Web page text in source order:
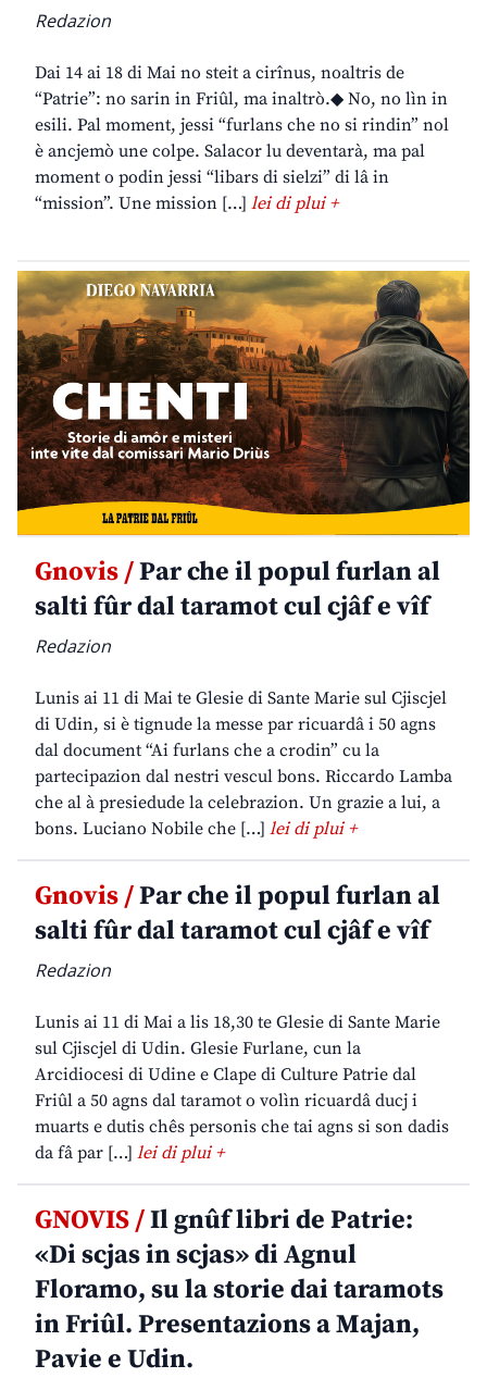
Redazion
Dai 14 ai 18 di Mai no steit a cirînus, noaltris de
“Patrie”: no sarin in Friûl, ma inaltrò.◆ No, no lìn in
esili. Pal moment, jessi “furlans che no si rindin” nol
è ancjemò une colpe. Salacor lu deventarà, ma pal
moment o podin jessi “libars di sielzi” di lâ in
“mission”. Une mission […] lei di plui +
Gnovis /Par che il popul furlan al
salti fûr dal taramot cul cjâf e vîf
Redazion
Lunis ai 11 di Mai te Glesie di Sante Marie sul Cjiscjel
di Udin, si è tignude la messe par ricuardâ i 50 agns
dal document “Ai furlans che a crodin” cu la
partecipazion dal nestri vescul bons. Riccardo Lamba
che al à presiedude la celebrazion. Un grazie a lui, a
bons. Luciano Nobile che […] lei di plui +
Gnovis /Par che il popul furlan al
salti fûr dal taramot cul cjâf e vîf
Redazion
Lunis ai 11 di Mai a lis 18,30 te Glesie di Sante Marie
sul Cjiscjel di Udin. Glesie Furlane, cun la
Arcidiocesi di Udine e Clape di Culture Patrie dal
Friûl a 50 agns dal taramot o volìn ricuardâ ducj i
muarts e dutis chês personis che tai agns si son dadis
da fâ par […] lei di plui +
GNOVIS /Il gnûf libri de Patrie:
«Di scjas in scjas» di Agnul
Floramo, su la storie dai taramots
in Friûl. Presentazions a Majan,
Pavie e Udin.